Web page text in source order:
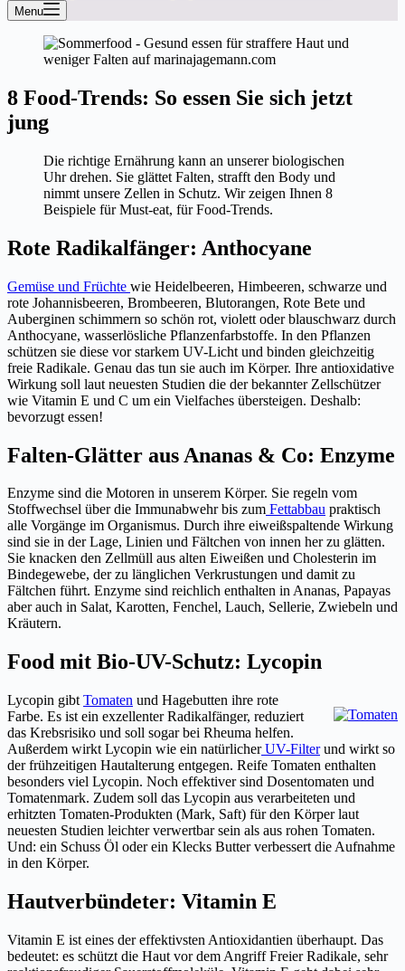
Menu
8 Food-Trends: So essen Sie sich jetzt
jung
Die richtige Ernährung kann an unserer biologischen
Uhr drehen. Sie glättet Falten, strafft den Body und
nimmt unsere Zellen in Schutz. Wir zeigen Ihnen 8
Beispiele für Must-eat, für Food-Trends.
Rote Radikalfänger: Anthocyane
Gemüse und Früchte wie Heidelbeeren, Himbeeren, schwarze und
rote Johannisbeeren, Brombeeren, Blutorangen, Rote Bete und
Auberginen schimmern so schön rot, violett oder blauschwarz durch
Anthocyane, wasserlösliche Pflanzenfarbstoffe. In den Pflanzen
schützen sie diese vor starkem UV-Licht und binden gleichzeitig
freie Radikale. Genau das tun sie auch im Körper. Ihre antioxidative
Wirkung soll laut neuesten Studien die der bekannter Zellschützer
wie Vitamin E und C um ein Vielfaches übersteigen. Deshalb:
bevorzugt essen!
Falten-Glätter aus Ananas & Co: Enzyme
Enzyme sind die Motoren in unserem Körper. Sie regeln vom
Stoffwechsel über die Immunabwehr bis zum Fettabbau praktisch
alle Vorgänge im Organismus. Durch ihre eiweißspaltende Wirkung
sind sie in der Lage, Linien und Fältchen von innen her zu glätten.
Sie knacken den Zellmüll aus alten Eiweißen und Cholesterin im
Bindegewebe, der zu länglichen Verkrustungen und damit zu
Fältchen führt. Enzyme sind reichlich enthalten in Ananas, Papayas
aber auch in Salat, Karotten, Fenchel, Lauch, Sellerie, Zwiebeln und
Kräutern.
Food mit Bio-UV-Schutz: Lycopin
Lycopin gibt Tomaten und Hagebutten ihre rote
Farbe. Es ist ein exzellenter Radikalfänger, reduziert
das Krebsrisiko und soll sogar bei Rheuma helfen.
Außerdem wirkt Lycopin wie ein natürlicherUV-Filterund wirkt so
der frühzeitigen Hautalterung entgegen. Reife Tomaten enthalten
besonders viel Lycopin. Noch effektiver sind Dosentomaten und
Tomatenmark. Zudem soll das Lycopin aus verarbeiteten und
erhitzten Tomaten-Produkten (Mark, Saft) für den Körper laut
neuesten Studien leichter verwertbar sein als aus rohen Tomaten.
Und: ein Schuss Öl oder ein Klecks Butter verbessert die Aufnahme
in den Körper.
Hautverbündeter: Vitamin E
Vitamin E ist eines der effektivsten Antioxidantien überhaupt. Das
bedeutet: es schützt die Haut vor dem Angriff Freier Radikale, sehr